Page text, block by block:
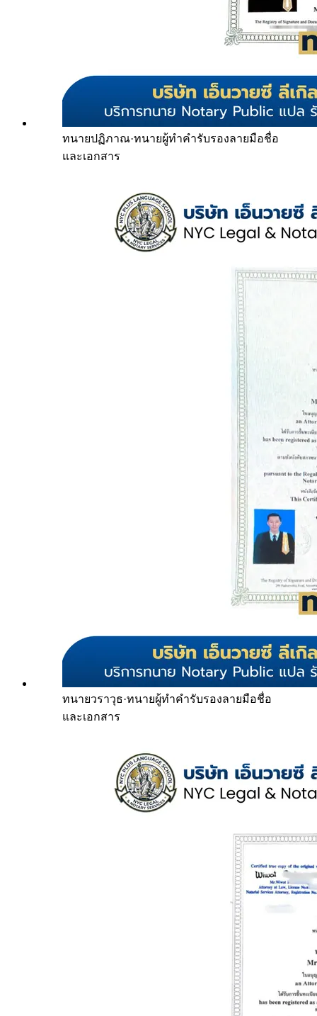
ทนายปฏิภาณ·ทนายผู้ทำคำรับรองลายมือชื่อ
และเอกสาร
ทนายวราวุธ·ทนายผู้ทำคำรับรองลายมือชื่อ
และเอกสาร